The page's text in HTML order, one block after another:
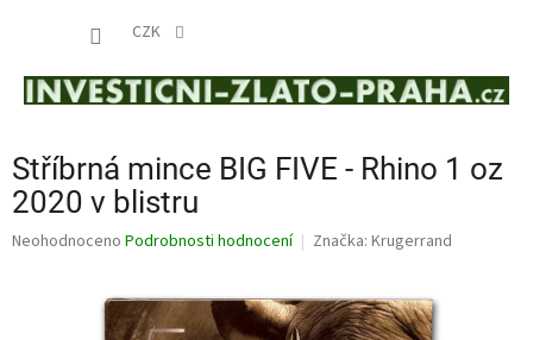
CZK
Stříbrná mince BIG FIVE - Rhino 1 oz
2020 v blistru
Průměrné
Neohodnoceno Podrobnosti hodnocení Značka: Krugerrand